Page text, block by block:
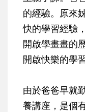
的經驗。原來
快的學習經驗
開啟學畫畫的
開啟快樂的學
由於爸爸早就
養講座，是個